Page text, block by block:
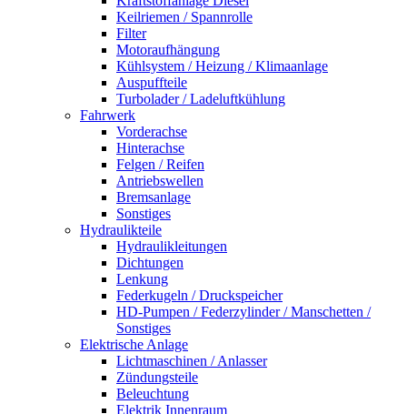
Keilriemen / Spannrolle
Filter
Motoraufhängung
Kühlsystem / Heizung / Klimaanlage
Auspuffteile
Turbolader / Ladeluftkühlung
Fahrwerk
Vorderachse
Hinterachse
Felgen / Reifen
Antriebswellen
Bremsanlage
Sonstiges
Hydraulikteile
Hydraulikleitungen
Dichtungen
Lenkung
Federkugeln / Druckspeicher
HD-Pumpen / Federzylinder / Manschetten /
Sonstiges
Elektrische Anlage
Lichtmaschinen / Anlasser
Zündungsteile
Beleuchtung
Elektrik Innenraum